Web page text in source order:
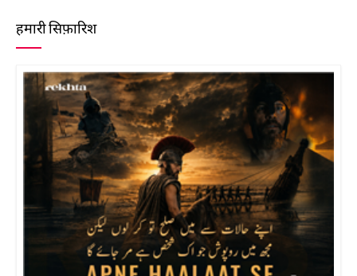
हमारी सिफ़ारिश